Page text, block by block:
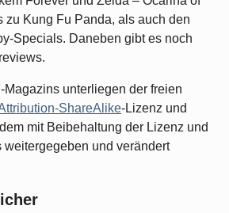
zu Kung Fu Panda, als auch den
Specials. Daneben gibt es noch
Magazins unterliegen der freien
ShareAlike-Lizenz und
mit Beibehaltung der Lizenz und
weitergegeben und verändert